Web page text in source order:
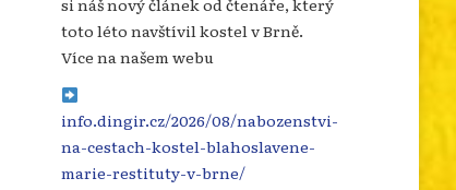
si náš nový článek od čtenáře, který
toto léto navštívil kostel v Brně.
Více na našem webu
info.dingir.cz/2026/08/nabozenstvi-
na-cestach-kostel-blahoslavene-
marie-restituty-v-brne/